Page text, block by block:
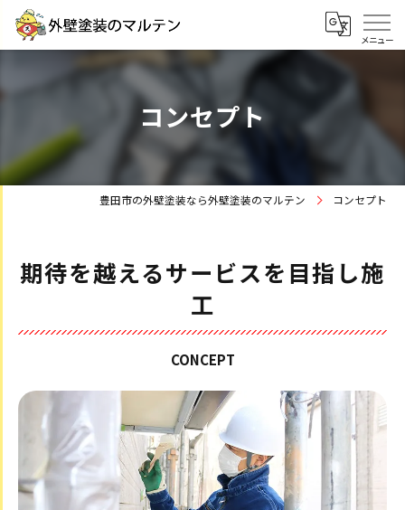
コンセプト
豊田市の外壁塗装なら外壁塗装のマルテン コンセプト
期待を越えるサービスを目指し施
工
CONCEPT